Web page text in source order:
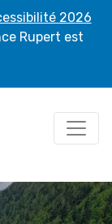
2026
Rupert est